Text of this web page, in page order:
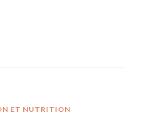
ET NUTRITION